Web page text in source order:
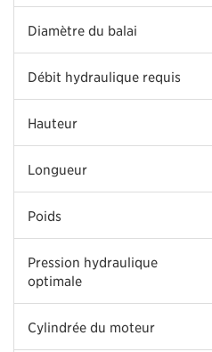
Diamètre du balai
Débit hydraulique requis
Hauteur
Longueur
Poids
Pression hydraulique
optimale
Cylindrée du moteur